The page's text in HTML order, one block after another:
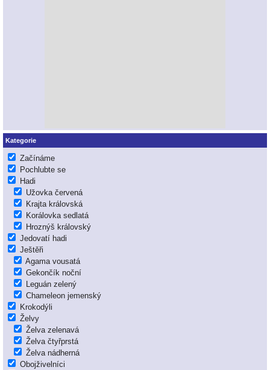
Kategorie
Začínáme
Pochlubte se
Hadi
Užovka červená
Krajta královská
Korálovka sedlatá
Hroznýš královský
Jedovatí hadi
Ještěři
Agama vousatá
Gekončík noční
Leguán zelený
Chameleon jemenský
Krokodýli
Želvy
Želva zelenavá
Želva čtyřprstá
Želva nádherná
Obojživelníci